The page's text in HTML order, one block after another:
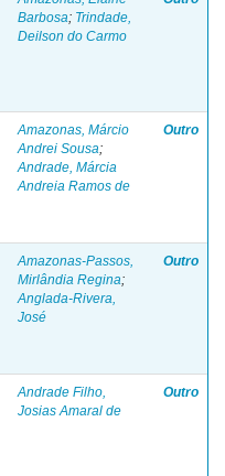
Barbosa; Trindade,
Deilson do Carmo
Amazonas, Márcio
Andrei Sousa;
Andrade, Márcia
Andreia Ramos de
Outro
Amazonas-Passos,
Mirlândia Regina;
Anglada-Rivera,
José
Outro
Andrade Filho,
Josias Amaral de
Outro